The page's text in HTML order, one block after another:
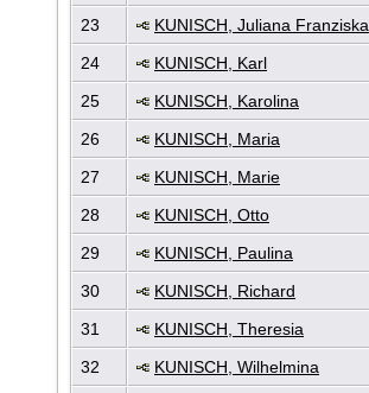
23
KUNISCH, Juliana Franziska
24
KUNISCH, Karl
25
KUNISCH, Karolina
26
KUNISCH, Maria
27
KUNISCH, Marie
28
KUNISCH, Otto
29
KUNISCH, Paulina
30
KUNISCH, Richard
31
KUNISCH, Theresia
32
KUNISCH, Wilhelmina